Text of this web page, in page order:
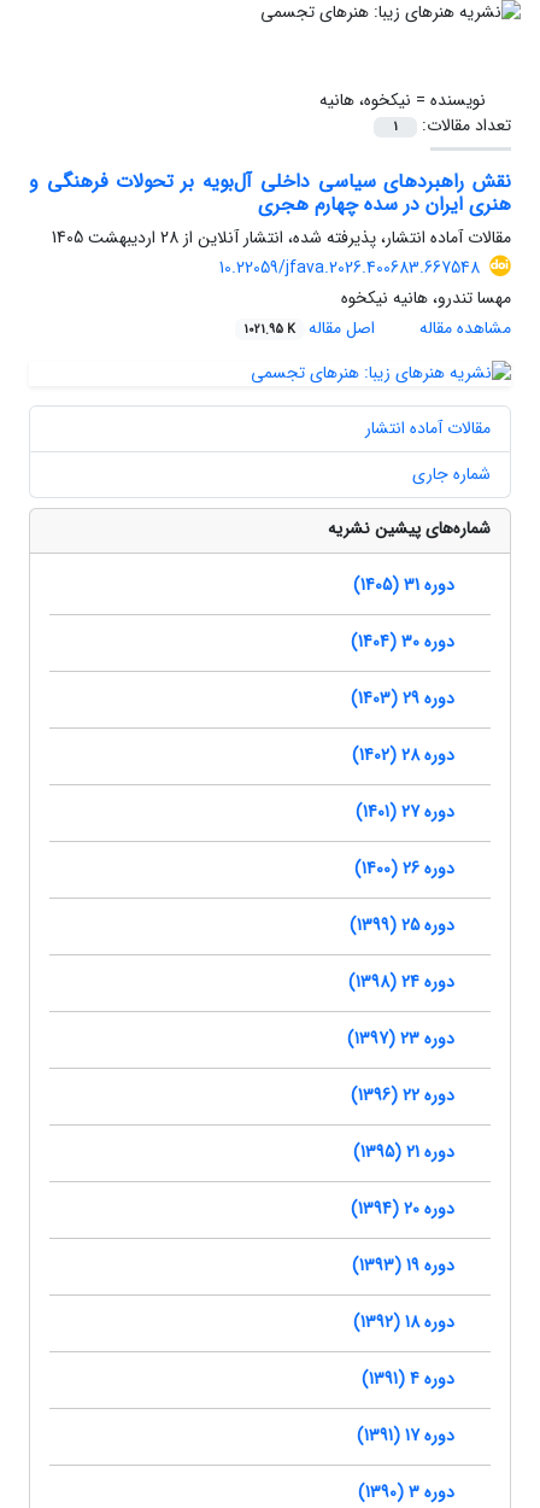
نویسنده = نیکخوه، هانیه
تعداد مقالات:
1
نقش راهبردهای سیاسی داخلی آل‌بویه بر تحولات فرهنگی و
هنری ایران در سده چهارم هجری
مقالات آماده انتشار، پذیرفته شده، انتشار آنلاین از 28 اردیبهشت 1405
10.22059/jfava.2026.400683.667548
مهسا تندرو، هانیه نیکخوه
مشاهده مقاله
اصل مقاله 1021.95 K
مقالات آماده انتشار
شماره جاری
شماره‌های پیشین نشریه
دوره 31 (1405)
دوره 30 (1404)
دوره 29 (1403)
دوره 28 (1402)
دوره 27 (1401)
دوره 26 (1400)
دوره 25 (1399)
دوره 24 (1398)
دوره 23 (1397)
دوره 22 (1396)
دوره 21 (1395)
دوره 20 (1394)
دوره 19 (1393)
دوره 18 (1392)
دوره 4 (1391)
دوره 17 (1391)
دوره 3 (1390)